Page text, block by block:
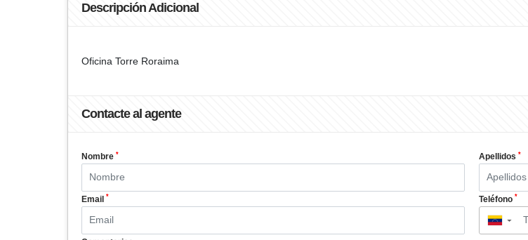
Descripción Adicional
Oficina Torre Roraima
Contacte al agente
Nombre * Apellidos *
Email * Teléfono *
▼